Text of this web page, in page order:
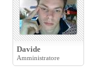
Davide
Amministratore